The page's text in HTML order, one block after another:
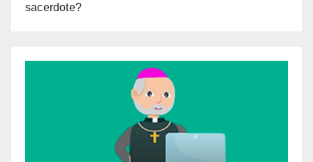
sacerdote?